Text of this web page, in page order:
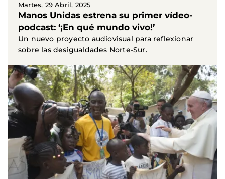
Martes, 29 Abril, 2025
Manos Unidas estrena su primer vídeo-
podcast: ‘¡En qué mundo vivo!’
Un nuevo proyecto audiovisual para reflexionar
sobre las desigualdades Norte-Sur.